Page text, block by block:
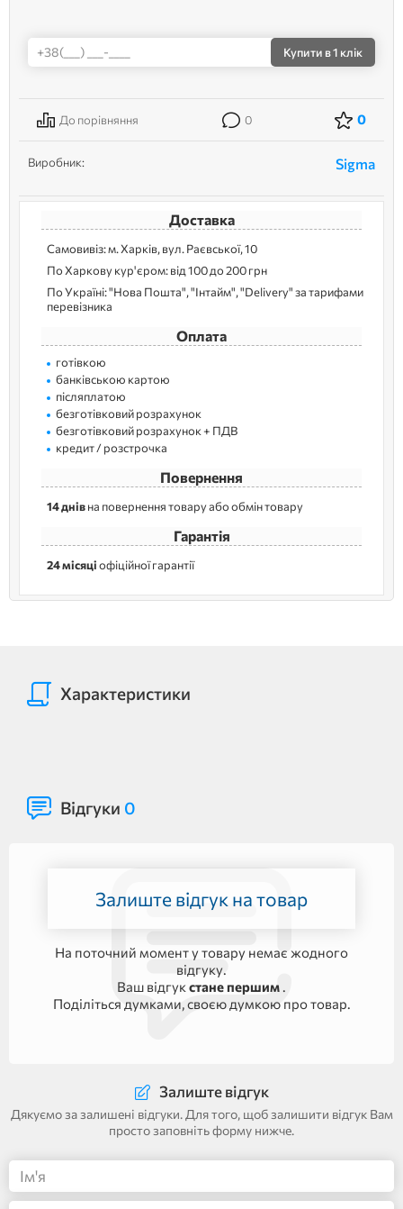
Купити в 1 клік
До порівняння 0 0
Виробник: Sigma
Доставка
Самовивіз: м. Харків, вул. Раєвської, 10
По Харкову кур'єром: від 100 до 200 грн
По Україні: "Нова Пошта", "Інтайм", "Delivery" за тарифами
перевізника
Оплата
готівкою
банківською картою
післяплатою
безготівковий розрахунок
безготівковий розрахунок + ПДВ
кредит / розстрочка
Повернення
14 днівна повернення товару або обмін товару
Гарантія
24 місяціофіційної гарантії
Характеристики
Відгуки 0
Залиште відгук на товар
На поточний момент у товару немає жодного
відгуку.
Ваш відгук стане першим .
Поділіться думками, своєю думкою про товар.
Залиште відгук
Дякуємо за залишені відгуки. Для того, щоб залишити відгук Вам
просто заповніть форму нижче.